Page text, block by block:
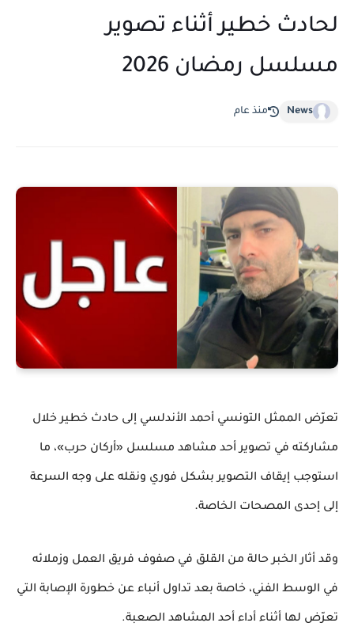
لحادث خطير أثناء تصوير
مسلسل رمضان 2026
News منذ عام
تعرّض الممثل التونسي أحمد الأندلسي إلى حادث خطير خلال
مشاركته في تصوير أحد مشاهد مسلسل «أركان حرب»، ما
استوجب إيقاف التصوير بشكل فوري ونقله على وجه السرعة
إلى إحدى المصحات الخاصة.
وقد أثار الخبر حالة من القلق في صفوف فريق العمل وزملائه
في الوسط الفني، خاصة بعد تداول أنباء عن خطورة الإصابة التي
تعرّض لها أثناء أداء أحد المشاهد الصعبة.